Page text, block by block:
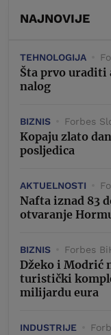
NAJNOVIJE
TEHNOLOGIJA
Šta prvo uraditi
nalog
BIZNIS Forbes
Kopaju zlato
posljedica
AKTUELNOSTI
Nafta iznad 83
otvaranje
BIZNIS Forbes
Džeko i Modrić
turistički
milijardu eura
INDUSTRIJE